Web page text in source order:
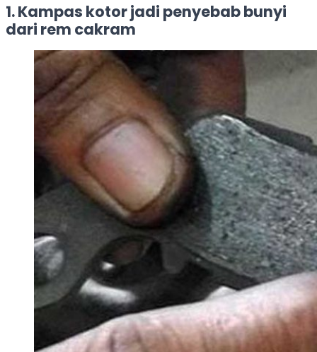
1. Kampas kotor jadi penyebab bunyi
dari rem cakram